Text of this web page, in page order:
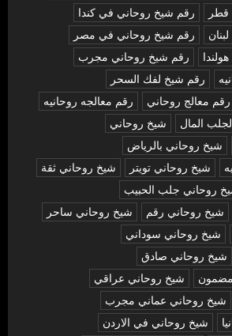
قطر
رقم شيخ روحاني في كندا
رقم شيخ روحاني في مصر
رقم شيخ روحاني مجرب
رقم شيخ لفك السحر
رقم معالج روحاني
رقم معالجه روحانيه
المال
شيخ روحاني
شيخ روحاني بالرياض
شيخ روحاني تويتر
شيخ روحاني ثقة
روحاني جلب الحبيب
شيخ روحاني رقم
شيخ روحاني ساحر
شيخ روحاني سوداني
شيخ روحاني صادق
شيخ روحاني عراقي
شيخ روحاني عماني مجرب
شيخ روحاني في الاردن